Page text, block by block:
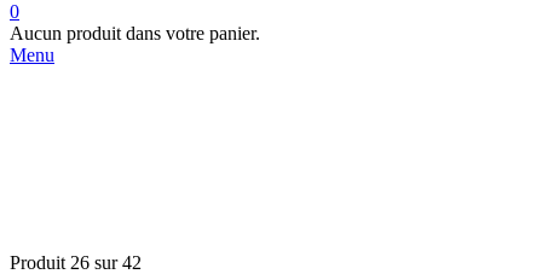
0
Aucun produit dans votre panier.
Menu
Produit 26 sur 42